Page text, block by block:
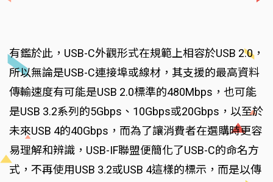
有鑑於此，USB-C外觀形式在規範上相容於USB 2.0，
所以無論是USB-C連接埠或線材，其支援的最高資料
傳輸速度有可能是USB 2.0標準的480Mbps，也可能
是USB 3.2系列的5Gbps、10Gbps或20Gbps，以至於
未來USB 4的40Gbps，而為了讓消費者在選購時更容
易理解和辨識，USB-IF聯盟便簡化了USB-C的命名方
式，不再使用USB 3.2或USB 4這樣的標示，而是以傳